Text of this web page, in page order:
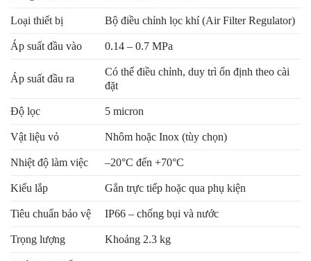
Loại thiết bị Bộ điều chỉnh lọc khí (Air Filter Regulator)
Áp suất đầu vào 0.14 – 0.7 MPa
Áp suất đầu ra
Có thể điều chỉnh, duy trì ổn định theo cài
đặt
Độ lọc 5 micron
Vật liệu vỏ Nhôm hoặc Inox (tùy chọn)
Nhiệt độ làm việc –20°C đến +70°C
Kiểu lắp Gắn trực tiếp hoặc qua phụ kiện
Tiêu chuẩn bảo vệ IP66 – chống bụi và nước
Trọng lượng Khoảng 2.3 kg